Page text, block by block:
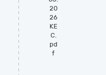
20
26
КЕ
С.
pd
f